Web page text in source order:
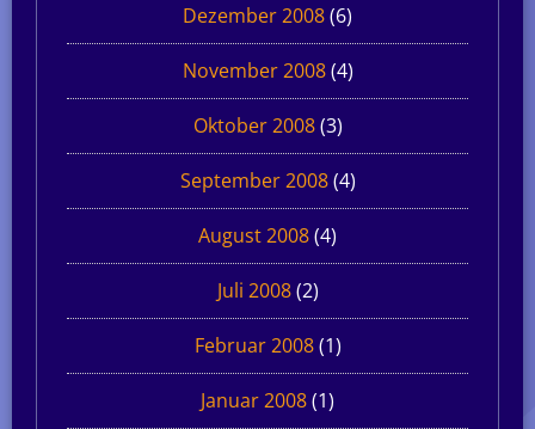
Dezember 2008(6)
November 2008(4)
Oktober 2008(3)
September 2008(4)
August 2008(4)
Juli 2008(2)
Februar 2008(1)
Januar 2008(1)